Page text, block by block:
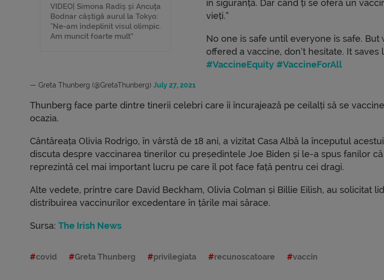
VIDEO| Simona Radiș și Ancuța
Bodnar câștigă aurul la Tokyo:
"Ne-am îndeplinit visul olimpic.
Am muncit foarte mult”
în siguranță. Dar când ți se oferă un
vieți.”
No one is safe until everyone is safe. But
offered a vaccine, don’t hesitate. It saves
#VaccineEquity #VaccineForAll
— Greta Thunberg (@GretaThunberg) July 27, 2021
Thunberg face parte dintre tinerii celebri care îi încurajează pe ceilalți să se
ocazia.
Cântăreața Olivia Rodrigo, în vârstă de 18 ani, a vizitat Casa Albă la începutul
discuta despre vaccinarea tinerilor cu președintele Joe Biden și le-a spus fanilor
reprezintă cel mai important lucru pe care îl pot face față pentru cei dragi.
Alte vedete, printre care David Beckham, Olivia Colman și Billie Eilish, au solicitat
distribuirea vaccinurilor excedentare în țările mai sărace.
Sursa: The Irish News
covid Greta Thunberg privilegiata recunoscatoare vaccin